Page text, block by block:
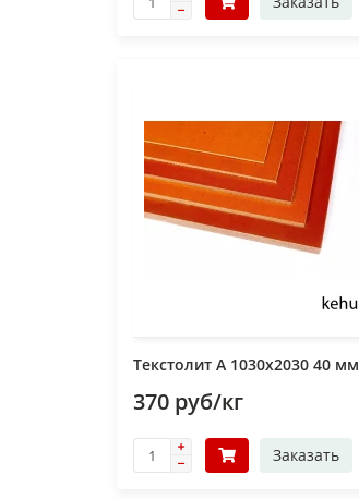
Текстолит А 1030х2030 40 мм
370 руб/кг
Заказать